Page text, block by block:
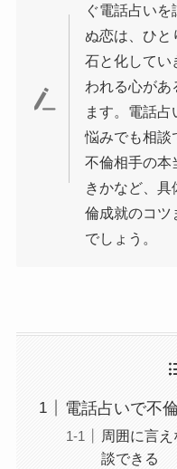
ぐ電話占い
ぬ恋は、ひと
石と化してい
われる心があ
ます。電話
悩みでも相談
不倫相手の本
きかなど、
倫成就のコツ
でしょう。
電話占いで不
周囲に言
談できる